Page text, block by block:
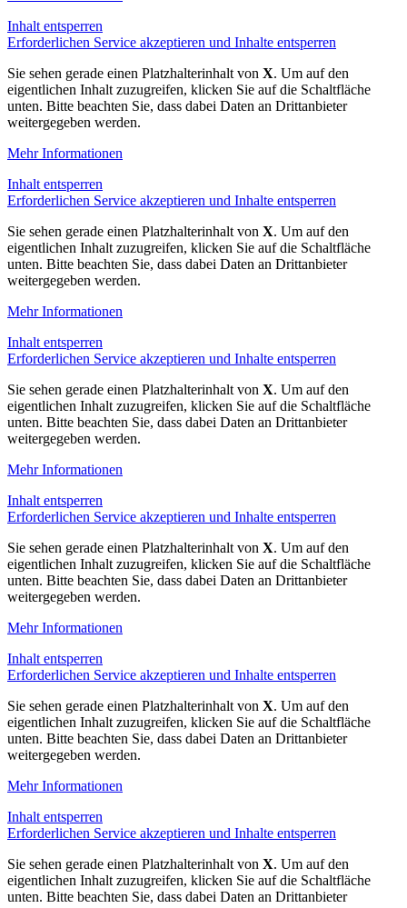
Inhalt entsperren
Erforderlichen Service akzeptieren und Inhalte entsperren
Sie sehen gerade einen Platzhalterinhalt von X. Um auf den
eigentlichen Inhalt zuzugreifen, klicken Sie auf die Schaltfläche
unten. Bitte beachten Sie, dass dabei Daten an Drittanbieter
weitergegeben werden.
Mehr Informationen
Inhalt entsperren
Erforderlichen Service akzeptieren und Inhalte entsperren
Sie sehen gerade einen Platzhalterinhalt von X. Um auf den
eigentlichen Inhalt zuzugreifen, klicken Sie auf die Schaltfläche
unten. Bitte beachten Sie, dass dabei Daten an Drittanbieter
weitergegeben werden.
Mehr Informationen
Inhalt entsperren
Erforderlichen Service akzeptieren und Inhalte entsperren
Sie sehen gerade einen Platzhalterinhalt von X. Um auf den
eigentlichen Inhalt zuzugreifen, klicken Sie auf die Schaltfläche
unten. Bitte beachten Sie, dass dabei Daten an Drittanbieter
weitergegeben werden.
Mehr Informationen
Inhalt entsperren
Erforderlichen Service akzeptieren und Inhalte entsperren
Sie sehen gerade einen Platzhalterinhalt von X. Um auf den
eigentlichen Inhalt zuzugreifen, klicken Sie auf die Schaltfläche
unten. Bitte beachten Sie, dass dabei Daten an Drittanbieter
weitergegeben werden.
Mehr Informationen
Inhalt entsperren
Erforderlichen Service akzeptieren und Inhalte entsperren
Sie sehen gerade einen Platzhalterinhalt von X. Um auf den
eigentlichen Inhalt zuzugreifen, klicken Sie auf die Schaltfläche
unten. Bitte beachten Sie, dass dabei Daten an Drittanbieter
weitergegeben werden.
Mehr Informationen
Inhalt entsperren
Erforderlichen Service akzeptieren und Inhalte entsperren
Sie sehen gerade einen Platzhalterinhalt von X. Um auf den
eigentlichen Inhalt zuzugreifen, klicken Sie auf die Schaltfläche
unten. Bitte beachten Sie, dass dabei Daten an Drittanbieter